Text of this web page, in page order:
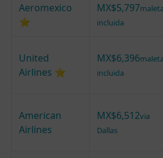
Aeromexico
⭐
MX$5,797maleta
incluida
United
Airlines ⭐
MX$6,396maleta
incluida
American
Airlines
MX$6,512via
Dallas